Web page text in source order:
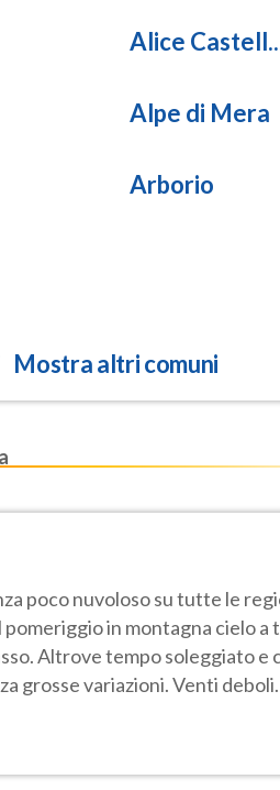
Alice
Alpe di Mera
Arborio
Mostra altri comuni
poco nuvoloso su tutte le
in montagna cielo a
Altrove tempo soleggiato e
grosse variazioni. Venti